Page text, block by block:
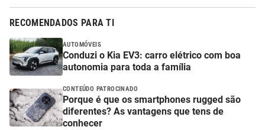
RECOMENDADOS PARA TI
AUTOMÓVEIS
Conduzi o Kia EV3: carro elétrico com boa
autonomia para toda a família
CONTEÚDO PATROCINADO
Porque é que os smartphones rugged são
diferentes? As vantagens que tens de
conhecer